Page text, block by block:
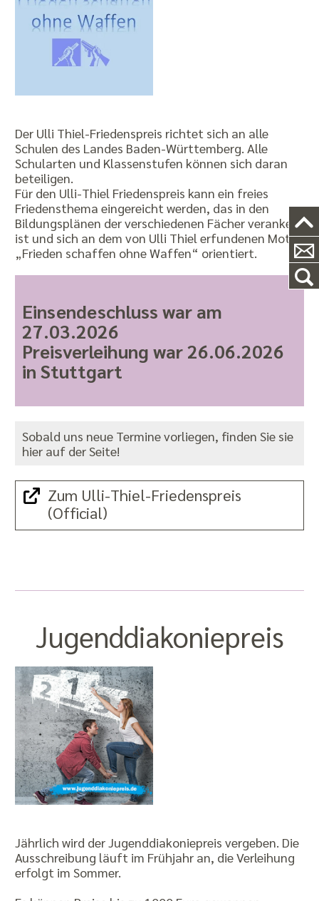
Der Ulli Thiel-Friedenspreis richtet sich an alle
Schulen des Landes Baden-Württemberg. Alle
Schularten und Klassenstufen können sich daran
beteiligen.
Für den Ulli-Thiel Friedenspreis kann ein freies
Friedensthema eingereicht werden, das in den
Bildungsplänen der verschiedenen Fächer verankert
ist und sich an dem von Ulli Thiel erfundenen Motto
„Frieden schaffen ohne Waffen“ orientiert.
Einsendeschluss war am
27.03.2026
Preisverleihung war 26.06.2026
in Stuttgart
Sobald uns neue Termine vorliegen, finden Sie sie
hier auf der Seite!
Zum Ulli-Thiel-Friedenspreis
(Official)
Jugend­diakonie­preis
Jährlich wird der Jugenddiakoniepreis vergeben. Die
Ausschreibung läuft im Frühjahr an, die Verleihung
erfolgt im Sommer.